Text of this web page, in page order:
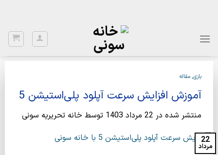
بازی,مقاله
آموزش افزایش سرعت آپلود پلی‌استیشن 5
منتشر شده در 22 مرداد 1403 توسط خانه تحریریه سونی
22
مرداد